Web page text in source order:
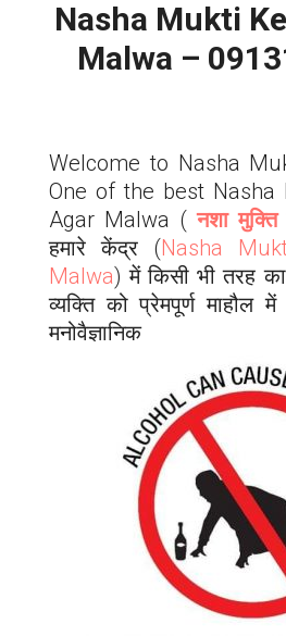
Nasha Mukti
Malwa –
Welcome to Nasha
One of the best Nasha
Agar Malwa (नशा
हमारे केंद्र (Nasha
Malwa) में किसी भी तरह
व्यक्ति को प्रेमपूर्ण माहौल
मनोवैज्ञानिक